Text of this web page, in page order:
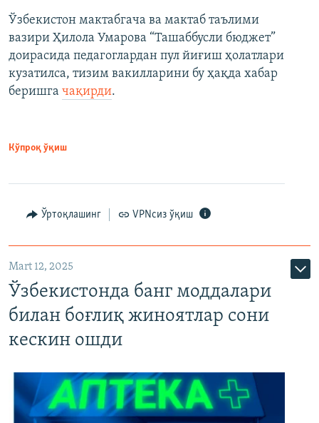
Ўзбекистон мактабгача ва мактаб таълими
вазири Ҳилола Умарова “Ташаббусли бюджет”
доирасида педагоглардан пул йиғиш ҳолатлари
кузатилса, тизим вакилларини бу ҳақда хабар
беришга чақирди.
Кўпроқ ўқиш
Ўртоқлашинг VPNсиз ўқиш
Mart 12, 2025
Ўзбекистонда банг моддалари
билан боғлиқ жиноятлар сони
кескин ошди